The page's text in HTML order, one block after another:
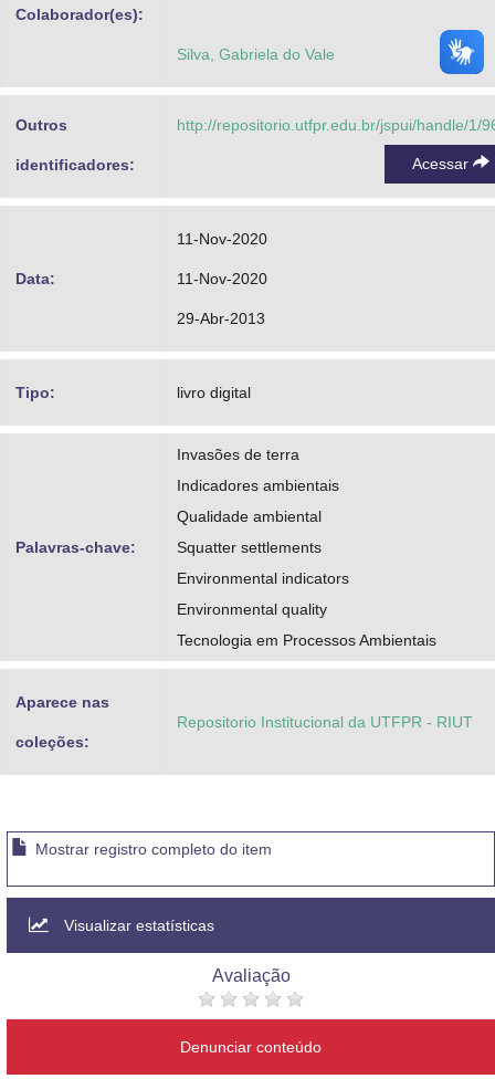
Colaborador(es):
Silva, Gabriela do Vale
Outros
identificadores:
http://repositorio.utfpr.edu.br/jspui/handle/1/
Acessar
Data:
11-Nov-2020
11-Nov-2020
29-Abr-2013
Tipo: livro digital
Palavras-chave:
Invasões de terra
Indicadores ambientais
Qualidade ambiental
Squatter settlements
Environmental indicators
Environmental quality
Tecnologia em Processos Ambientais
Aparece nas
coleções:
Repositorio Institucional da UTFPR - RIUT
Mostrar registro completo do item
Visualizar estatísticas
Avaliação
Denunciar conteúdo